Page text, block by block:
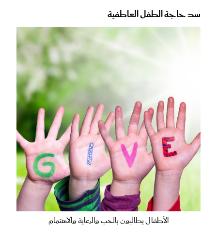
سد حاجة الطفل العاطفية
الأطفال يطالبون بالحب والرعاية والاهتمام